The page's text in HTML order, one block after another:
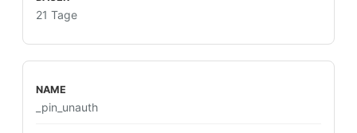
21 Tage
_pin_unauth